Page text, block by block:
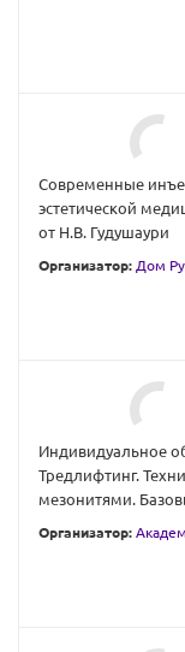
Современные
эстетической
от Н.В. Гудушаури
Организатор: Дом
Индивидуальное
Тредлифтинг.
мезонитями.
Организатор: